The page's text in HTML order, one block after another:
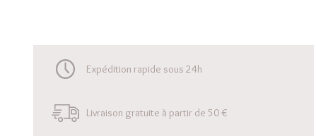
Expédition rapide sous 24h
Livraison gratuite à partir de 50 €